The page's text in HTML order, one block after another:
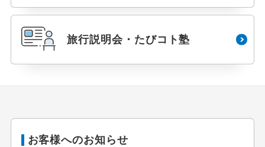
旅行説明会・たびコト塾
お客様へのお知らせ